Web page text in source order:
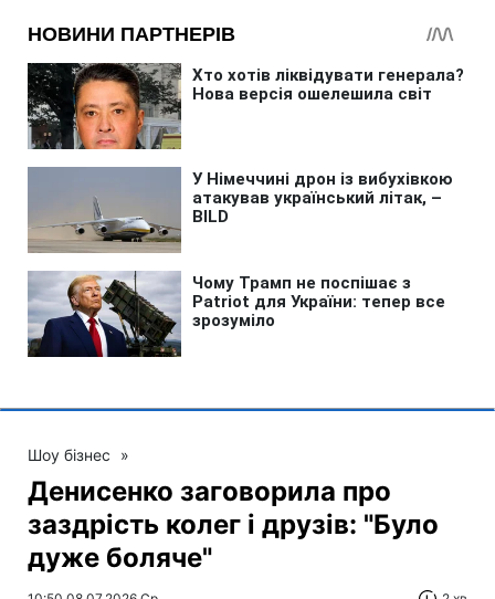
Шоу бізнес »
Денисенко заговорила про
заздрість колег і друзів: "Було
дуже боляче"